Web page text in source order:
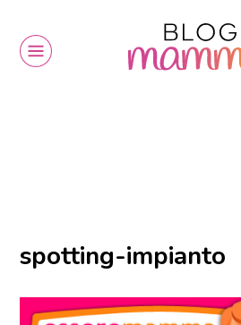
spotting-impianto